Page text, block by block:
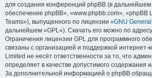
для создания конференций phpBB (в
обеспечение phpBB», «www.phpbb.com», «phpBB
Teams»), выпущенного по лицензии «GNU
дальнейшем «GPL»). Скачать его можно по адресу
Ограничения лицензии GPL для программного
связаны с организацией и поддержкой
Limited не несёт ответственности за то, что
определяет в качестве допустимого содержания
За дополнительной информацией о phpBB